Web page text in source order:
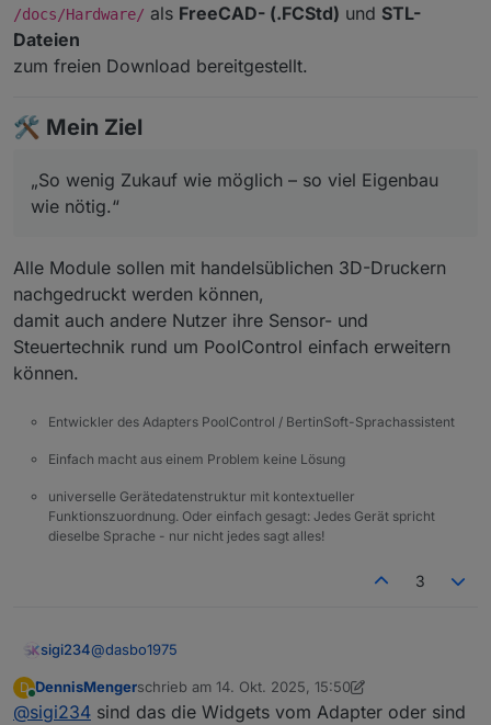
/docs/Hardware/ als FreeCAD- (.FCStd) und STL-
Dateien
zum freien Download bereitgestellt.
🛠️ Mein Ziel
„So wenig Zukauf wie möglich – so viel Eigenbau
wie nötig.“
Alle Module sollen mit handelsüblichen 3D-Druckern
nachgedruckt werden können,
damit auch andere Nutzer ihre Sensor- und
Steuertechnik rund um PoolControl einfach erweitern
können.
Entwickler des Adapters PoolControl / BertinSoft-Sprachassistent
Einfach macht aus einem Problem keine Lösung
universelle Gerätedatenstruktur mit kontextueller
Funktionszuordnung. Oder einfach gesagt: Jedes Gerät spricht
dieselbe Sprache - nur nicht jedes sagt alles!
3
sigi234@dasbo1975
Mal eine Vis Ansicht vom groben Entwurf.
D
Online
DennisMengerschrieb am 14. Okt. 2025, 15:50
zuletzt editiert von DennisMenger
@sigi234 sind das die Widgets vom Adapter oder sind